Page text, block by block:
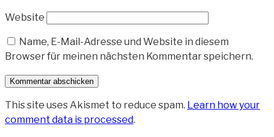
Website
Name, E-Mail-Adresse und Website in diesem
Browser für meinen nächsten Kommentar speichern.
This site uses Akismet to reduce spam. Learn how your
comment data is processed.